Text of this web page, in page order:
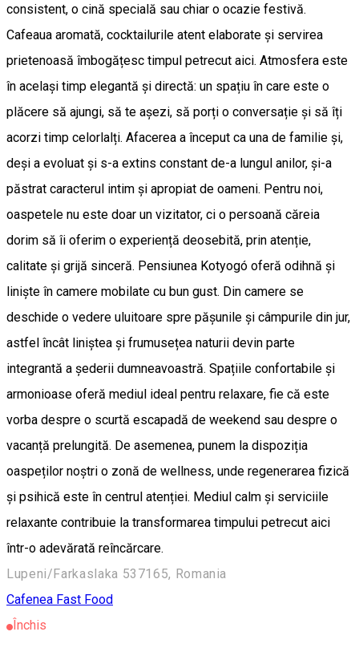
consistent, o cină specială sau chiar o ocazie festivă.
Cafeaua aromată, cocktailurile atent elaborate și servirea
prietenoasă îmbogățesc timpul petrecut aici. Atmosfera este
în același timp elegantă și directă: un spațiu în care este o
plăcere să ajungi, să te așezi, să porți o conversație și să îți
acorzi timp celorlalți. Afacerea a început ca una de familie și,
deși a evoluat și s-a extins constant de-a lungul anilor, și-a
păstrat caracterul intim și apropiat de oameni. Pentru noi,
oaspetele nu este doar un vizitator, ci o persoană căreia
dorim să îi oferim o experiență deosebită, prin atenție,
calitate și grijă sinceră. Pensiunea Kotyogó oferă odihnă și
liniște în camere mobilate cu bun gust. Din camere se
deschide o vedere uluitoare spre pășunile și câmpurile din jur,
astfel încât liniștea și frumusețea naturii devin parte
integrantă a șederii dumneavoastră. Spațiile confortabile și
armonioase oferă mediul ideal pentru relaxare, fie că este
vorba despre o scurtă escapadă de weekend sau despre o
vacanță prelungită. De asemenea, punem la dispoziția
oaspeților noștri o zonă de wellness, unde regenerarea fizică
și psihică este în centrul atenției. Mediul calm și serviciile
relaxante contribuie la transformarea timpului petrecut aici
într-o adevărată reîncărcare.
Lupeni/Farkaslaka 537165, Romania
Cafenea Fast Food
Închis